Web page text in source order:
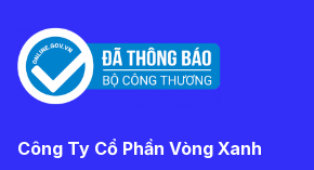
Công Ty Cổ Phần Vòng Xanh